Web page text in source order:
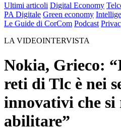
Ultimi articoli Digital Economy
PA Digitale Green economy
Le Guide di CorCom Podcast
LA VIDEOINTERVISTA
Nokia, Grieco:
reti di Tlc è nei
innovativi che si
abilitare”